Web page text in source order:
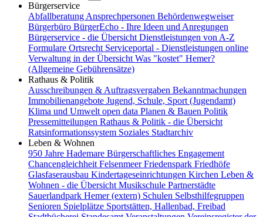
Bürgerservice
Abfallberatung Ansprechpersonen Behördenwegweiser
Bürgerbüro BürgerEcho - Ihre Ideen und Anregungen
Bürgerservice - die Übersicht Dienstleistungen von A-Z
Formulare Ortsrecht Serviceportal - Dienstleistungen online
Verwaltung in der Übersicht Was "kostet" Hemer?
(Allgemeine Gebührensätze)
Rathaus & Politik
Ausschreibungen & Auftragsvergaben Bekanntmachungen
Immobilienangebote Jugend, Schule, Sport (Jugendamt)
Klima und Umwelt open data Planen & Bauen Politik
Pressemitteilungen Rathaus & Politik - die Übersicht
Ratsinformationssystem Soziales Stadtarchiv
Leben & Wohnen
950 Jahre Hademare Bürgerschaftliches Engagement
Chancengleichheit FelsenmeerFriedenspark Friedhöfe
Glasfaserausbau Kindertageseinrichtungen Kirchen Leben &
Wohnen - die Übersicht Musikschule Partnerstädte
Sauerlandpark Hemer (extern) Schulen Selbsthilfegruppen
Senioren Spielplätze Sportstätten, Hallenbad, Freibad